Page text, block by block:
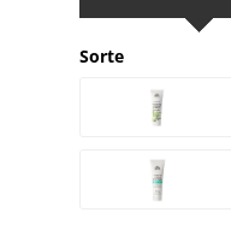
Sorte